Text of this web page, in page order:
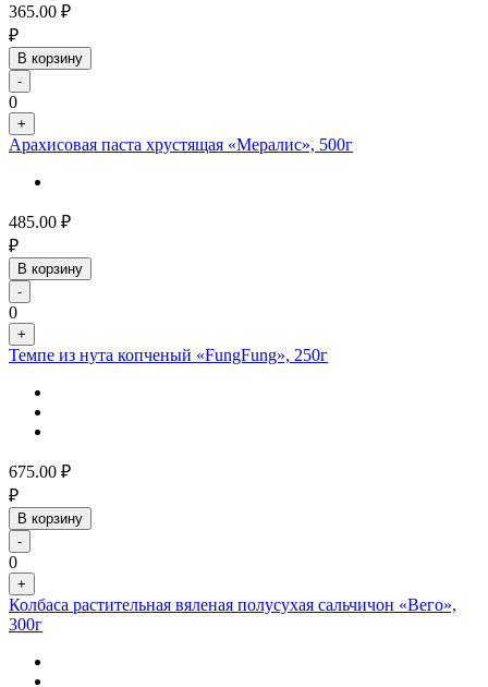
365.00 ₽
₽
В корзину
-
0
+
Арахисовая паста хрустящая «Мералис», 500г
485.00 ₽
₽
В корзину
-
0
+
Темпе из нута копченый «FungFung», 250г
675.00 ₽
₽
В корзину
-
0
+
Колбаса растительная вяленая полусухая сальчичон «Вего»,
300г